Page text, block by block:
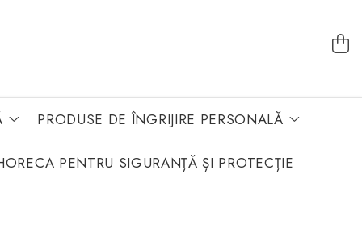
PRODUSE DE ÎNGRIJIRE PERSONALĂ
PENTRU SIGURANȚĂ ȘI PROTECȚIE